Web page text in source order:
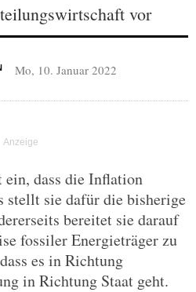
vor
Mo, 10. Januar 2022
ein, dass die Inflation
stellt sie dafür die bisherige
bereitet sie darauf
fossiler Energieträger zu
es in Richtung
in Richtung Staat geht.